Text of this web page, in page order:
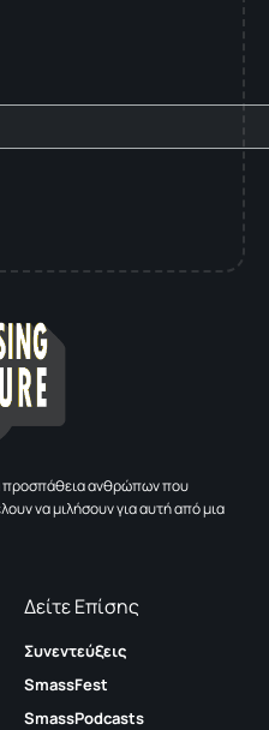
προσπάθεια ανθρώπων που
να μιλήσουν για αυτή από μια
Δείτε Επίσης
Συνεντεύξεις
SmassFest
SmassPodcasts